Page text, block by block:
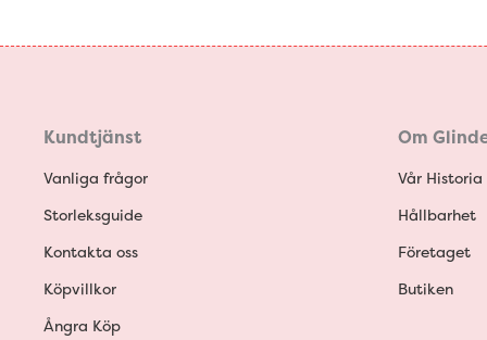
Kundtjänst
Vanliga frågor
Storleksguide
Kontakta oss
Köpvillkor
Ångra Köp
Om
Vår Historia
Hållbarhet
Företaget
Butiken